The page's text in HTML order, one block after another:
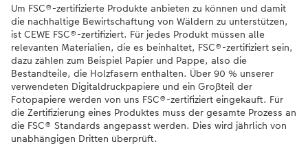
Um FSC®-zertifizierte Produkte anbieten zu können und damit
die nachhaltige Bewirtschaftung von Wäldern zu unterstützen,
ist CEWE FSC®-zertifiziert. Für jedes Produkt müssen alle
relevanten Materialien, die es beinhaltet, FSC®-zertifiziert sein,
dazu zählen zum Beispiel Papier und Pappe, also die
Bestandteile, die Holzfasern enthalten. Über 90 % unserer
verwendeten Digitaldruckpapiere und ein Großteil der
Fotopapiere werden von uns FSC®-zertifiziert eingekauft. Für
die Zertifizierung eines Produktes muss der gesamte Prozess an
die FSC® Standards angepasst werden. Dies wird jährlich von
unabhängigen Dritten überprüft.